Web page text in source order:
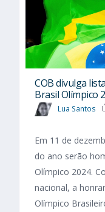
COB divulga
Brasil Olímpico
Lua Santos
Em 11 de
do ano serão
Olímpico 2024.
nacional, a
Olímpico